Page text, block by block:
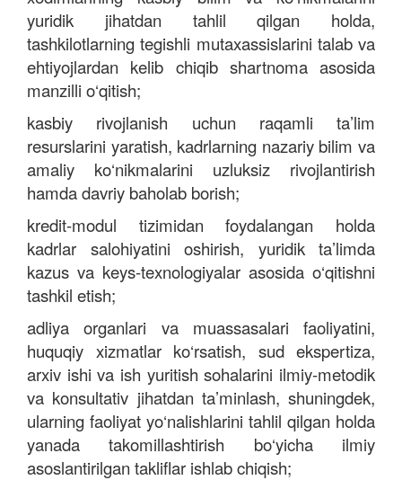
yuridik jihatdan tahlil qilgan holda,
tashkilotlarning tegishli mutaxassislarini talab va
ehtiyojlardan kelib chiqib shartnoma asosida
manzilli o‘qitish;
kasbiy rivojlanish uchun raqamli ta’lim
resurslarini yaratish, kadrlarning nazariy bilim va
amaliy ko‘nikmalarini uzluksiz rivojlantirish
hamda davriy baholab borish;
kredit-modul tizimidan foydalangan holda
kadrlar salohiyatini oshirish, yuridik ta’limda
kazus va keys-texnologiyalar asosida o‘qitishni
tashkil etish;
adliya organlari va muassasalari faoliyatini,
huquqiy xizmatlar ko‘rsatish, sud ekspertiza,
arxiv ishi va ish yuritish sohalarini ilmiy-metodik
va konsultativ jihatdan ta’minlash, shuningdek,
ularning faoliyat yo‘nalishlarini tahlil qilgan holda
yanada takomillashtirish bo‘yicha ilmiy
asoslantirilgan takliflar ishlab chiqish;